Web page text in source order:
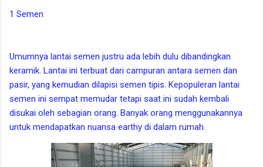
1 Semen
Umumnya lantai semen justru ada lebih dulu dibandingkan
keramik. Lantai ini terbuat dari campuran antara semen dan
pasir, yang kemudian dilapisi semen tipis. Kepopuleran lantai
semen ini sempat memudar tetapi saat ini sudah kembali
disukai oleh sebagian orang. Banyak orang menggunakannya
untuk mendapatkan nuansa earthy di dalam rumah.